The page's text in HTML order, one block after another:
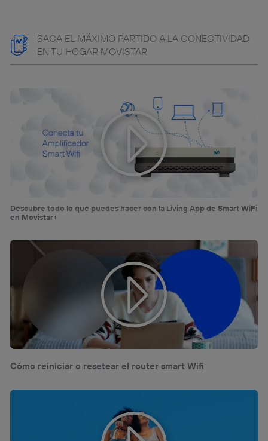
SACA EL MÁXIMO PARTIDO A LA CONECTIVIDAD
EN TU HOGAR MOVISTAR
Descubre todo lo que puedes hacer con la Living App de Smart WiFi
en Movistar+
Cómo reiniciar o resetear el router smart Wifi